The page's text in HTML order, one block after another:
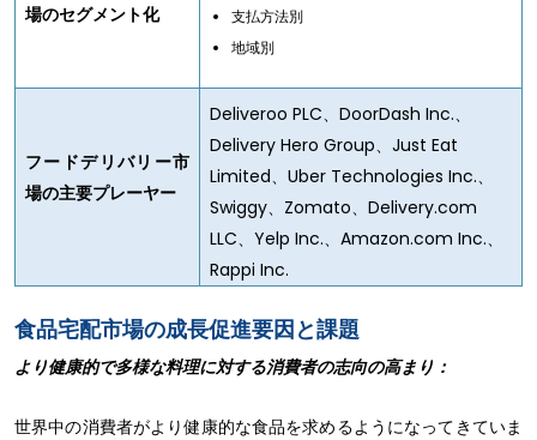
場のセグメント化
支払方法別
地域別
フードデリバリー市
場の主要プレーヤー
Deliveroo PLC、DoorDash Inc.、
Delivery Hero Group、Just Eat
Limited、Uber Technologies Inc.、
Swiggy、Zomato、Delivery.com
LLC、Yelp Inc.、Amazon.com Inc.、
Rappi Inc.
食品宅配市場の成長促進要因と課題
より健康的で多様な料理に対する消費者の志向の高まり：
世界中の消費者がより健康的な食品を求めるようになってきていま